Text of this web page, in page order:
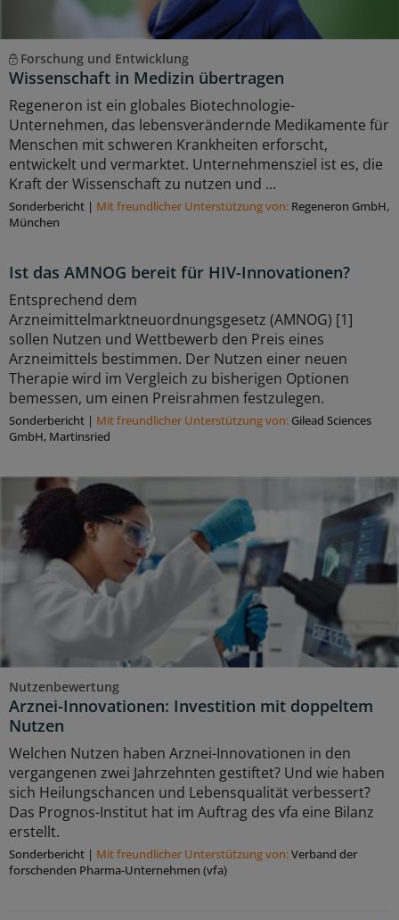
Forschung und Entwicklung
Wissenschaft in Medizin übertragen
Regeneron ist ein globales Biotechnologie-
Unternehmen, das lebensverändernde Medikamente für
Menschen mit schweren Krankheiten erforscht,
entwickelt und vermarktet. Unternehmensziel ist es, die
Kraft der Wissenschaft zu nutzen und ...
Sonderbericht | Mit freundlicher Unterstützung von: Regeneron GmbH,
München
Ist das AMNOG bereit für HIV-Innovationen?
Entsprechend dem
Arzneimittelmarktneuordnungsgesetz (AMNOG) [1]
sollen Nutzen und Wettbewerb den Preis eines
Arzneimittels bestimmen. Der Nutzen einer neuen
Therapie wird im Vergleich zu bisherigen Optionen
bemessen, um einen Preisrahmen festzulegen.
Sonderbericht | Mit freundlicher Unterstützung von: Gilead Sciences
GmbH, Martinsried
Nutzenbewertung
Arznei-Innovationen: Investition mit doppeltem
Nutzen
Welchen Nutzen haben Arznei-Innovationen in den
vergangenen zwei Jahrzehnten gestiftet? Und wie haben
sich Heilungschancen und Lebensqualität verbessert?
Das Prognos-Institut hat im Auftrag des vfa eine Bilanz
erstellt.
Sonderbericht | Mit freundlicher Unterstützung von:Verband der
forschenden Pharma-Unternehmen (vfa)